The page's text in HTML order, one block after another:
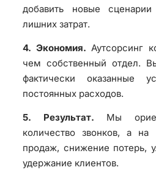
добавить новые
лишних затрат.
4. Экономия. Аутсорсинг
чем собственный отдел.
фактически оказанные
постоянных расходов.
5. Результат. Мы
количество звонков, а
продаж, снижение потерь,
удержание клиентов.